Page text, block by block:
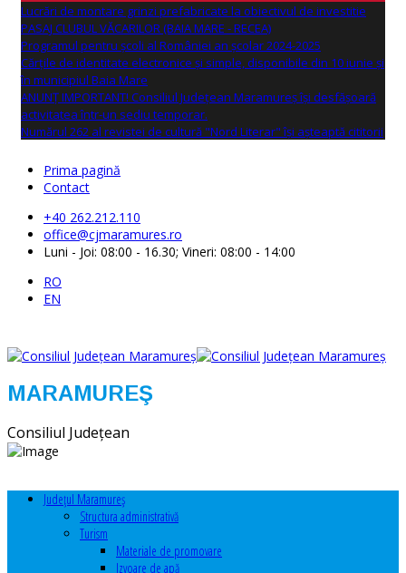
Lucrări de montare grinzi prefabricate la obiectivul de investitie
PASAJ CLUBUL VĂCARILOR (BAIA MARE - RECEA)
Programul pentru școli al României an școlar 2024-2025
Cărțile de identitate electronice și simple, disponibile din 10 iunie și
în municipiul Baia Mare
ANUNŢ IMPORTANT! Consiliul Județean Maramureș își desfășoară
activitatea într-un sediu temporar.
Numărul 262 al revistei de cultură "Nord Literar" își așteaptă cititorii
Prima pagină
Contact
+40 262.212.110
office@cjmaramures.ro
Luni - Joi: 08:00 - 16.30; Vineri: 08:00 - 14:00
RO
EN
MARAMUREŞ
Consiliul Judeţean
Judeţul Maramureş
Structura administrativă
Turism
Materiale de promovare
Izvoare de apă